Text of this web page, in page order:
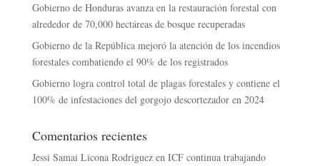
Gobierno de Honduras avanza en la restauración forestal con
alrededor de 70,000 hectáreas de bosque recuperadas
Gobierno de la República mejoró la atención de los incendios
forestales combatiendo el 90% de los registrados
Gobierno logra control total de plagas forestales y contiene el
100% de infestaciones del gorgojo descortezador en 2024
Comentarios recientes
Jessi Samai Licona Rodriguezen ICF continua trabajando